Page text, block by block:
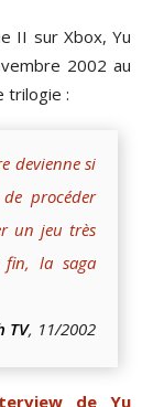
II sur Xbox, Yu
2002 au
trilogie :
devienne si
procéder
un jeu très
fin, la saga
TV, 11/2002
de Yu